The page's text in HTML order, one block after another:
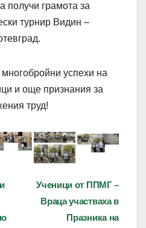
получи грамота за
турнир Видин –
успехи на
и още признания за
труд!
Ученици от ППМГ –
Враца участваха в
Празника на